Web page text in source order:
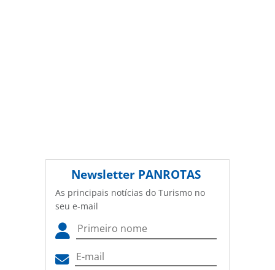
Newsletter PANROTAS
As principais notícias do Turismo no
seu e-mail